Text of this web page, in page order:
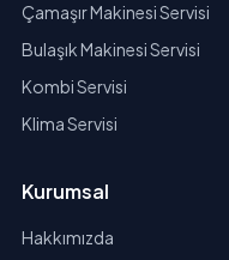
Çamaşır Makinesi Servisi
Bulaşık Makinesi Servisi
Kombi Servisi
Klima Servisi
Kurumsal
Hakkımızda